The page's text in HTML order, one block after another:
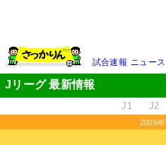
試合速報 ニュース
Jリーグ 最新情報
J1 J2
2026年